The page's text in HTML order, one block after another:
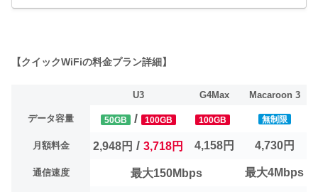
【クイックWiFiの料金プラン詳細】
U3 G4Max Macaroon 3
データ容量 50GB / 100GB 100GB 無制限
月額料金 2,948円 / 3,718円 4,158円 4,730円
通信速度 最大150Mbps 最大4Mbps